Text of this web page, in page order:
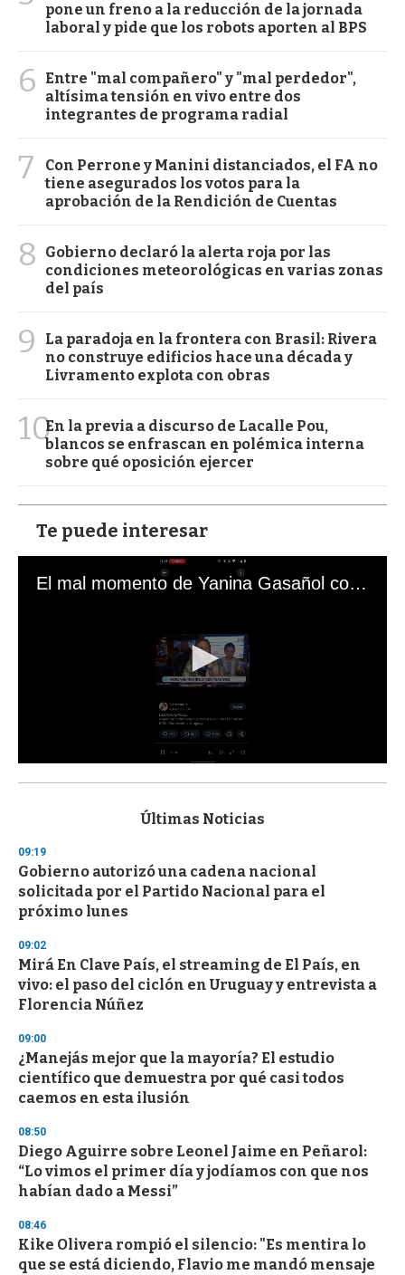
pone un freno a la reducción de la jornada
laboral y pide que los robots aporten al BPS
6
Entre "mal compañero" y "mal perdedor",
altísima tensión en vivo entre dos
integrantes de programa radial
7
Con Perrone y Manini distanciados, el FA no
tiene asegurados los votos para la
aprobación de la Rendición de Cuentas
8
Gobierno declaró la alerta roja por las
condiciones meteorológicas en varias zonas
del país
9
La paradoja en la frontera con Brasil: Rivera
no construye edificios hace una década y
Livramento explota con obras
10En la previa a discurso de Lacalle Pou,
blancos se enfrascan en polémica interna
sobre qué oposición ejercer
Te puede interesar
El mal momento de Yanina Gasañol con un hincha argentino en "Subrayado"
s
d
s
o
f
3
s
e
c
o
n
Últimas Noticias
09:19
Gobierno autorizó una cadena nacional
solicitada por el Partido Nacional para el
próximo lunes
09:02
Mirá En Clave País, el streaming de El País, en
vivo: el paso del ciclón en Uruguay y entrevista a
Florencia Núñez
09:00
¿Manejás mejor que la mayoría? El estudio
científico que demuestra por qué casi todos
caemos en esta ilusión
08:50
Diego Aguirre sobre Leonel Jaime en Peñarol:
“Lo vimos el primer día y jodíamos con que nos
habían dado a Messi”
08:46
Kike Olivera rompió el silencio: "Es mentira lo
que se está diciendo, Flavio me mandó mensaje